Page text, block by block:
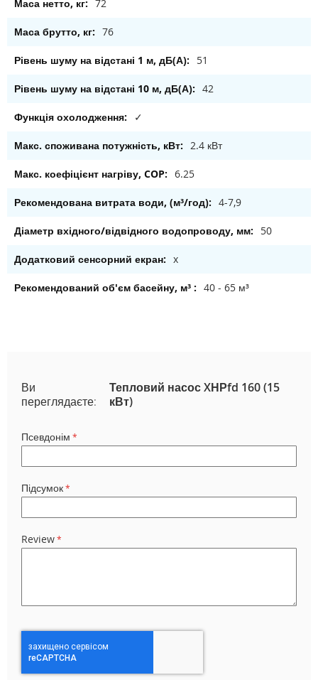
72
76
51
42
✓
2.4 кВт
6.25
4-7,9
50
x
40 - 65 м³
Ви
переглядаєте:
Тепловий насос XНРfd 160 (15
кВт)
Псевдонім
Підсумок
Review